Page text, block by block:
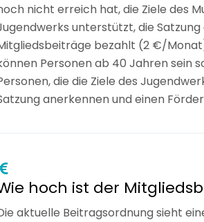
nicht erreich hat, die Ziele des
unterstützt, die
bezahlt (2 €/
Personen ab 40 Jahren sein
die die Ziele des
anerkennen und einen
hoch ist der
aktuelle Beitragsordnung sieht